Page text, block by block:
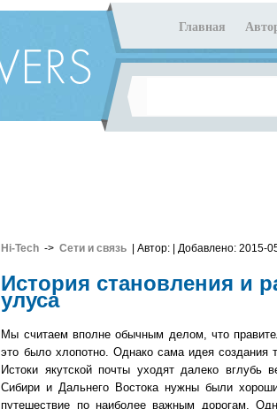
Главная
Hi-Tech ->Сети и связь | Автор: | Добавлено: 2015-
История становления и
улуса
Мы считаем вполне обычным делом, что
это было хлопотно. Однако сама идея создания
Истоки якутской почты уходят далеко вглубь
Сибири и Дальнего Востока нужны были
путешествие по наиболее важным дорогам.